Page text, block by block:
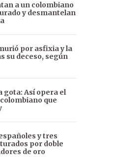
a un colombiano
y desmantelan
por asfixia y la
su deceso, según
gota: Así opera el
que
y tres
por doble
de oro